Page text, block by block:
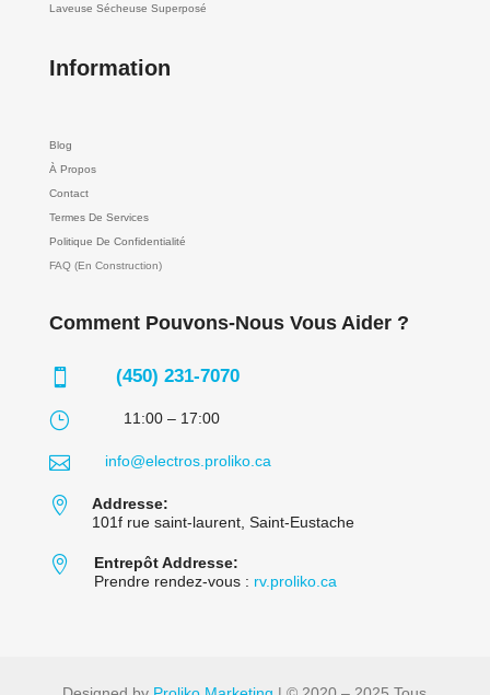
Laveuse Sécheuse Superposé
Information
Blog
À Propos
Contact
Termes De Services
Politique De Confidentialité
FAQ (En Construction)
Comment Pouvons-Nous Vous Aider ?
 (450) 231-7070
} 11:00 – 17:00
 info@electros.proliko.ca

Addresse:
101f rue saint-laurent, Saint-Eustache

Entrepôt Addresse:
Prendre rendez-vous : rv.proliko.ca